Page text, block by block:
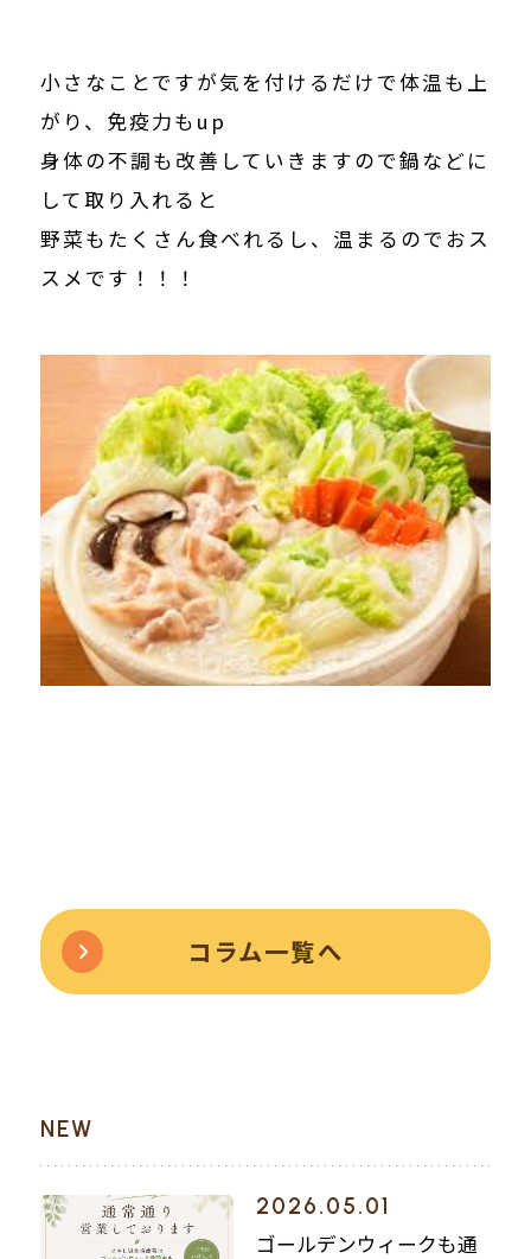
小さなことですが気を付けるだけで体温も上
がり、免疫力もup
身体の不調も改善していきますので鍋などに
して取り入れると
野菜もたくさん食べれるし、温まるのでおス
スメです！！！
コラム一覧へ
NEW
2026.05.01
ゴールデンウィークも通